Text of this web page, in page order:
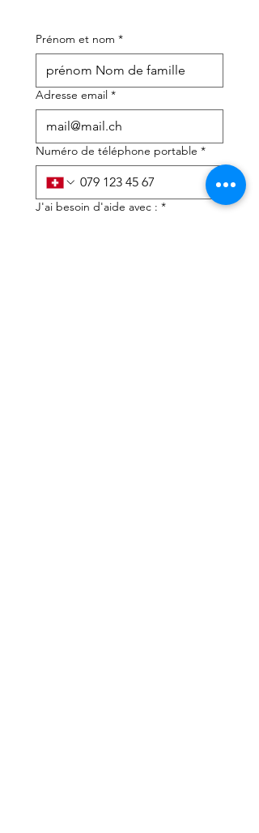
Prénom et nom *
Adresse email *
Numéro de téléphone portable *
J'ai besoin d'aide avec : *